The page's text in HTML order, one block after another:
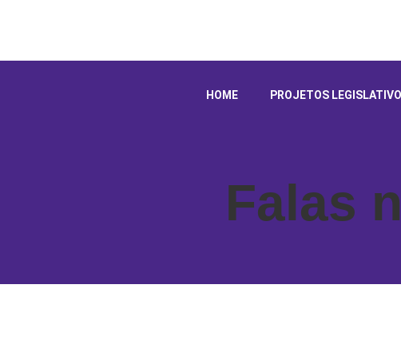
HOME PROJETOS
Falas